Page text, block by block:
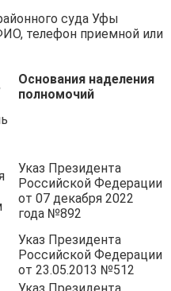
суда Уфы
телефон приемной или
Основания наделения
полномочий
Указ Президента
Российской Федерации
от 07 декабря 2022
года №892
Указ Президента
Российской Федерации
от 23.05.2013 №512